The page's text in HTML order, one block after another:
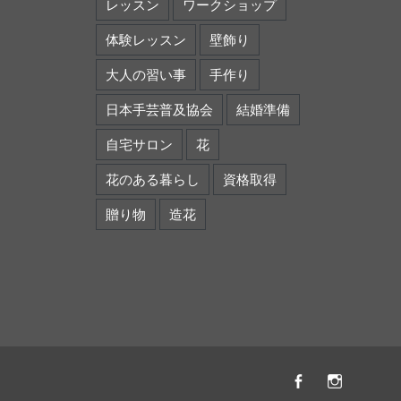
レッスン ワークショップ
体験レッスン 壁飾り
大人の習い事 手作り
日本手芸普及協会 結婚準備
自宅サロン 花
花のある暮らし 資格取得
贈り物 造花
Facebook